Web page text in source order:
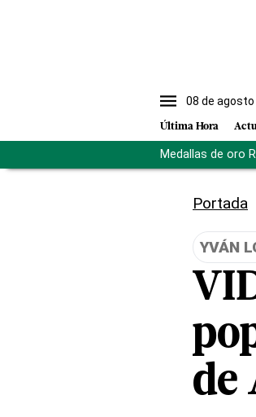
08 de agosto
Última Hora
Medallas de oro
Portada
YVÁN
de